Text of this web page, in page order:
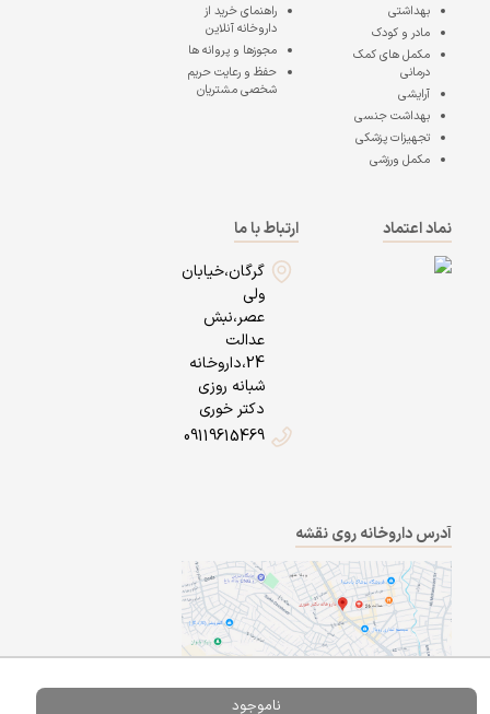
ناموجود
بهداشتی
مادر و کودک
مکمل های کمک
درمانی
آرایشی
بهداشت جنسی
تجهیزات پزشکی
مکمل ورزشی
راهنمای خرید از
داروخانه آنلاین
مجوزها و پروانه ها
حفظ و رعایت حریم
شخصی مشتریان
نماد اعتماد
ارتباط با ما
گرگان،خیابان
ولی
عصر،نبش
عدالت
24،داروخانه
شبانه روزی
دکتر خوری
09119615469
آدرس داروخانه روی نقشه